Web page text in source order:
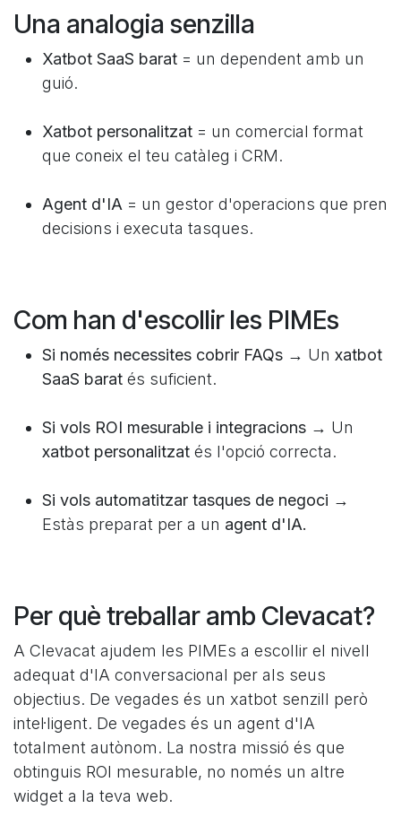
Una analogia senzilla
Xatbot SaaS barat = un dependent amb un
guió.
Xatbot personalitzat = un comercial format
que coneix el teu catàleg i CRM.
Agent d'IA = un gestor d'operacions que pren
decisions i executa tasques.
Com han d'escollir les PIMEs
Si només necessites cobrir FAQs → Un xatbot
SaaS barat és suficient.
Si vols ROI mesurable i integracions → Un
xatbot personalitzat és l'opció correcta.
Si vols automatitzar tasques de negoci →
Estàs preparat per a un agent d'IA.
Per què treballar amb Clevacat?
A Clevacat ajudem les PIMEs a escollir el nivell
adequat d'IA conversacional per als seus
objectius. De vegades és un xatbot senzill però
intel·ligent. De vegades és un agent d'IA
totalment autònom. La nostra missió és que
obtinguis ROI mesurable, no només un altre
widget a la teva web.